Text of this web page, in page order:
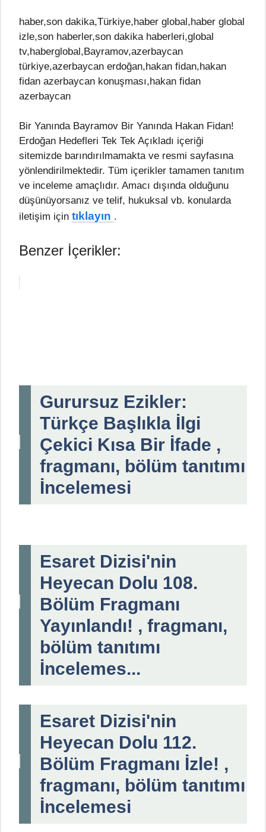
haber,son dakika,Türkiye,haber global,haber global
izle,son haberler,son dakika haberleri,global
tv,haberglobal,Bayramov,azerbaycan
türkiye,azerbaycan erdoğan,hakan fidan,hakan
fidan azerbaycan konuşması,hakan fidan
azerbaycan
Bir Yanında Bayramov Bir Yanında Hakan Fidan!
Erdoğan Hedefleri Tek Tek Açıkladı içeriği
sitemizde barındırılmamakta ve resmi sayfasına
yönlendirilmektedir. Tüm içerikler tamamen tanıtım
ve inceleme amaçlıdır. Amacı dışında olduğunu
düşünüyorsanız ve telif, hukuksal vb. konularda
iletişim için tıklayın .
Benzer İçerikler:
Gurursuz Ezikler:
Türkçe Başlıkla İlgi
Çekici Kısa Bir İfade ,
fragmanı, bölüm tanıtımı
İncelemesi
Esaret Dizisi'nin
Heyecan Dolu 108.
Bölüm Fragmanı
Yayınlandı! , fragmanı,
bölüm tanıtımı
İncelemes...
Esaret Dizisi'nin
Heyecan Dolu 112.
Bölüm Fragmanı İzle! ,
fragmanı, bölüm tanıtımı
İncelemesi